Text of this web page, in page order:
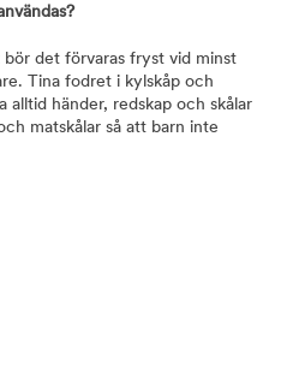
det förvaras fryst vid minst
Tina fodret i kylskåp och
händer, redskap och skålar
matskålar så att barn inte